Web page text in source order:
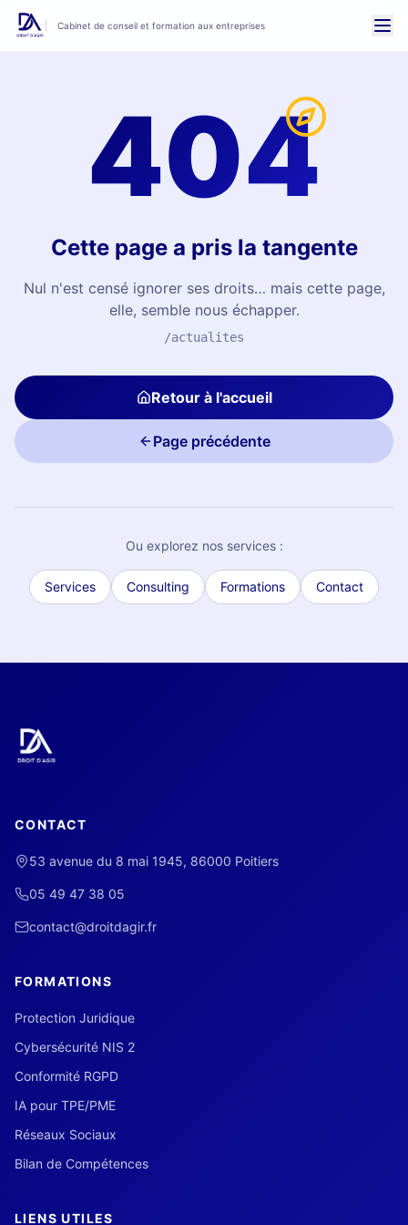
Cabinet de conseil et formation aux entreprises
404
Cette page a pris la tangente
Nul n'est censé ignorer ses droits… mais cette page,
elle, semble nous échapper.
/actualites
Retour à l'accueil
Page précédente
Ou explorez nos services :
Services Consulting Formations Contact
CONTACT
53 avenue du 8 mai 1945, 86000 Poitiers
05 49 47 38 05
contact@droitdagir.fr
FORMATIONS
Protection Juridique
Cybersécurité NIS 2
Conformité RGPD
IA pour TPE/PME
Réseaux Sociaux
Bilan de Compétences
LIENS UTILES